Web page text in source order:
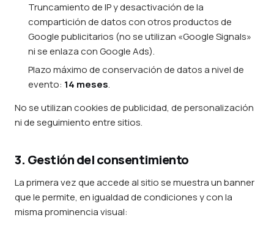
Truncamiento de IP y desactivación de la
compartición de datos con otros productos de
Google publicitarios (no se utilizan «Google Signals»
ni se enlaza con Google Ads).
Plazo máximo de conservación de datos a nivel de
evento: 14 meses.
No se utilizan cookies de publicidad, de personalización
ni de seguimiento entre sitios.
3. Gestión del consentimiento
La primera vez que accede al sitio se muestra un banner
que le permite, en igualdad de condiciones y con la
misma prominencia visual: